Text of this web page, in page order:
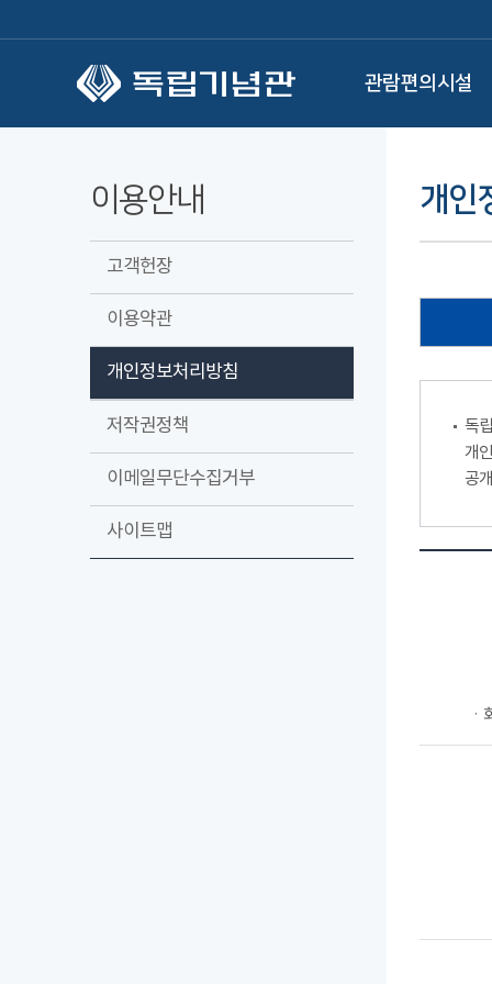
관람편의시설
이용안내
고객헌장
이용약관
개인정보처리방침
저작권정책
이메일무단수집거부
사이트맵
개인
독
개
공
ㆍ